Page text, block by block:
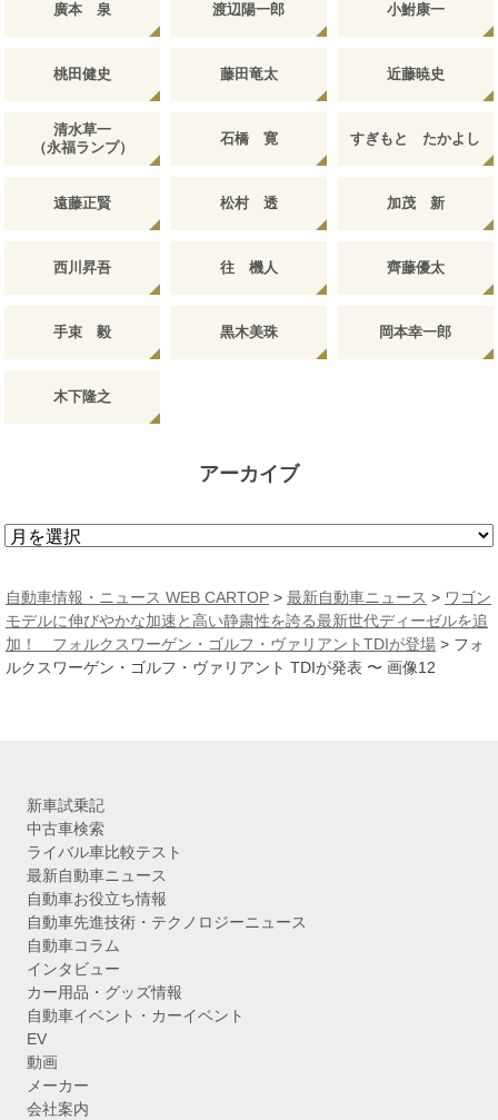
廣本 泉 渡辺陽一郎 小鮒康一
桃田健史 藤田竜太 近藤暁史
清水草一
（永福ランプ）
石橋 寛 すぎもと たかよし
遠藤正賢 松村 透 加茂 新
西川昇吾 往 機人 齊藤優太
手束 毅 黒木美珠 岡本幸一郎
木下隆之
アーカイブ
ア
カ
イ
ブ
自動車情報・ニュース WEB CARTOP > 最新自動車ニュース > ワゴン
モデルに伸びやかな加速と高い静粛性を誇る最新世代ディーゼルを追
加！ フォルクスワーゲン・ゴルフ・ヴァリアントTDIが登場 > フォ
ルクスワーゲン・ゴルフ・ヴァリアント TDIが発表 〜 画像12
新車試乗記
中古車検索
ライバル車比較テスト
最新自動車ニュース
自動車お役立ち情報
自動車先進技術・テクノロジーニュース
自動車コラム
インタビュー
カー用品・グッズ情報
自動車イベント・カーイベント
EV
動画
メーカー
会社案内